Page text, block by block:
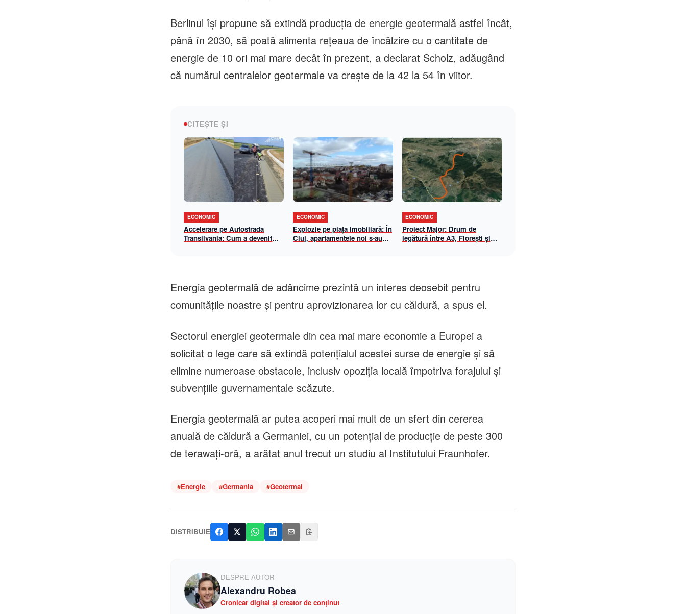
Berlinul îşi propune să extindă producţia de energie geotermală astfel încât,
până în 2030, să poată alimenta reţeaua de încălzire cu o cantitate de
energie de 10 ori mai mare decât în prezent, a declarat Scholz, adăugând
că numărul centralelor geotermale va creşte de la 42 la 54 în viitor.
CITEȘTE ȘI
ECONOMIC
Accelerare pe Autostrada
Transilvania: Cum a devenit
ECONOMIC
Explozie pe piața imobiliară: În
Cluj, apartamentele noi s-au
ECONOMIC
Proiect Major: Drum de
legătură între A3, Florești și
Energia geotermală de adâncime prezintă un interes deosebit pentru
comunităţile noastre şi pentru aprovizionarea lor cu căldură, a spus el.
Sectorul energiei geotermale din cea mai mare economie a Europei a
solicitat o lege care să extindă potenţialul acestei surse de energie şi să
elimine numeroase obstacole, inclusiv opoziţia locală împotriva forajului şi
subvenţiile guvernamentale scăzute.
Energia geotermală ar putea acoperi mai mult de un sfert din cererea
anuală de căldură a Germaniei, cu un potenţial de producţie de peste 300
de terawaţi-oră, a arătat anul trecut un studiu al Institutului Fraunhofer.
#Energie #Germania #Geotermal
DISTRIBUIE
DESPRE AUTOR
Alexandru Robea
Cronicar digital și creator de conținut